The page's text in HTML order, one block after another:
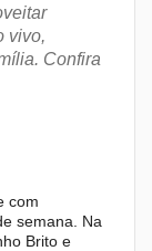
vivo,
Confira
com
semana. Na
Brito e